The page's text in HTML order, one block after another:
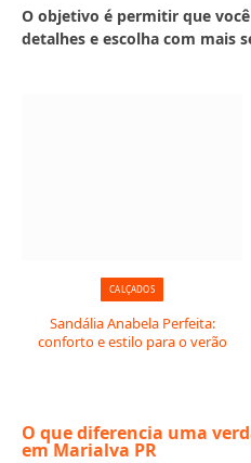
O objetivo é permitir que
detalhes e escolha com mais
CALÇADOS
Sandália Anabela Perfeita:
conforto e estilo para o verão
O que diferencia uma
em Marialva PR